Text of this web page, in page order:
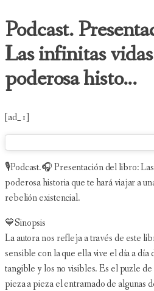
Podcast.
Las infinitas
poderosa histo...
[ad_1]
🎙Podcast.🎧 Presentación del libro:
poderosa historia que te hará viajar a
rebelión existencial.
💙Sinopsis
La autora nos refleja a través de este
sensible con la que ella vive el día a
tangible y los no visibles. Es el puzle
pieza a pieza el entramado de algunas